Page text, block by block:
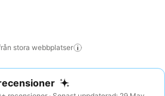
stora webbplatser